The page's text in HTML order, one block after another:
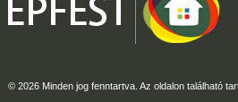
© 2026 Minden jog fenntartva. Az oldalon található